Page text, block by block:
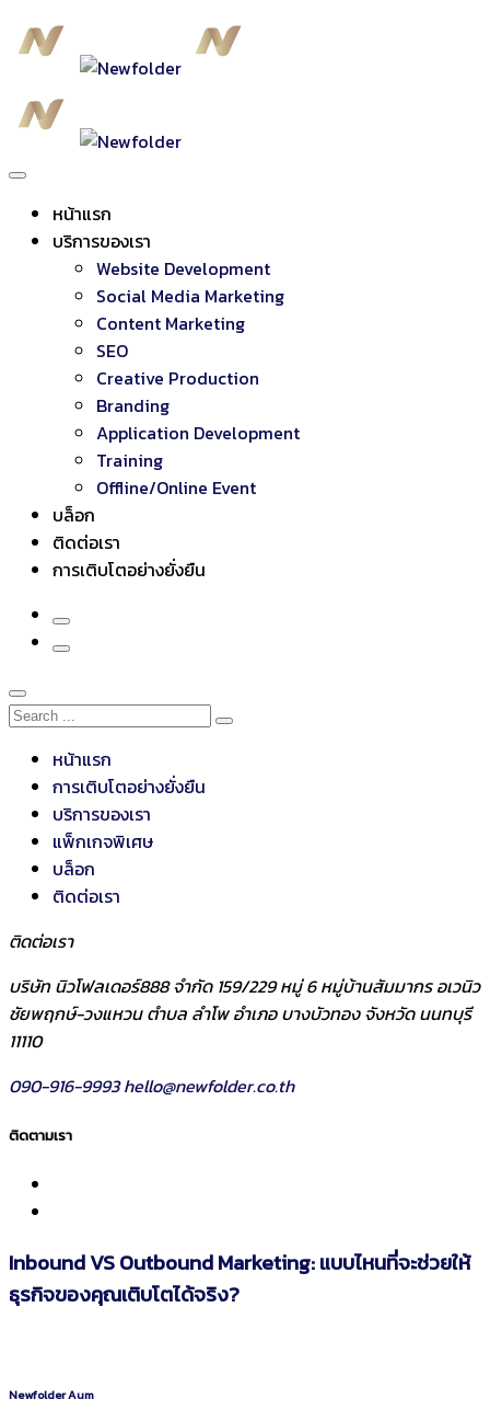
หน้าแรก
บริการของเรา
Website Development
Social Media Marketing
Content Marketing
SEO
Creative Production
Branding
Application Development
Training
Offline/Online Event
บล็อก
ติดต่อเรา
การเติบโตอย่างยั่งยืน
หน้าแรก
การเติบโตอย่างยั่งยืน
บริการของเรา
แพ็กเกจพิเศษ
บล็อก
ติดต่อเรา
ติดต่อเรา
บริษัท นิวโฟลเดอร์888 จำกัด 159/229 หมู่ 6 หมู่บ้านสัมมากร อเวนิว
ชัยพฤกษ์-วงแหวน ตำบล ลำโพ อำเภอ บางบัวทอง จังหวัด นนทบุรี
11110
090-916-9993hello@newfolder.co.th
ติดตามเรา
Inbound VS Outbound Marketing: แบบไหนที่จะช่วยให้
ธุรกิจของคุณเติบโตได้จริง?
Newfolder Aum